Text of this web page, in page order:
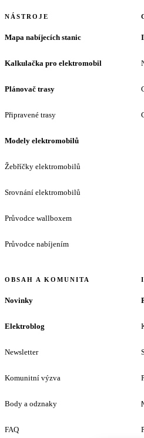
NÁSTROJE
Mapa nabíjecích stanic
Kalkulačka pro elektromobil
Plánovač trasy
Připravené trasy
Modely elektromobilů
Žebříčky elektromobilů
Srovnání elektromobilů
Průvodce wallboxem
Průvodce nabíjením
OBSAH A KOMUNITA
Novinky
Elektroblog
Newsletter
Komunitní výzva
Body a odznaky
FAQ